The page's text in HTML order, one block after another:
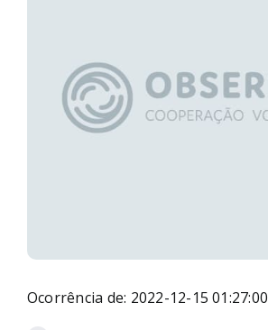
Ocorrência de: 2022-12-15 01:27:00